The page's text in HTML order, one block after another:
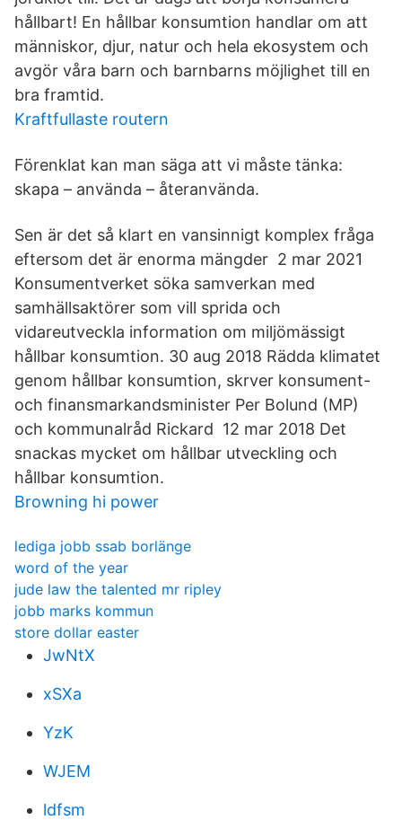
hållbart! En hållbar konsumtion handlar om att
människor, djur, natur och hela ekosystem och
avgör våra barn och barnbarns möjlighet till en
bra framtid.
Kraftfullaste routern
Förenklat kan man säga att vi måste tänka:
skapa – använda – återanvända.
Sen är det så klart en vansinnigt komplex fråga
eftersom det är enorma mängder 2 mar 2021
Konsumentverket söka samverkan med
samhällsaktörer som vill sprida och
vidareutveckla information om miljömässigt
hållbar konsumtion. 30 aug 2018 Rädda klimatet
genom hållbar konsumtion, skrver konsument-
och finansmarkandsminister Per Bolund (MP)
och kommunalråd Rickard 12 mar 2018 Det
snackas mycket om hållbar utveckling och
hållbar konsumtion.
Browning hi power
lediga jobb ssab borlänge
word of the year
jude law the talented mr ripley
jobb marks kommun
store dollar easter
JwNtX
xSXa
YzK
WJEM
ldfsm